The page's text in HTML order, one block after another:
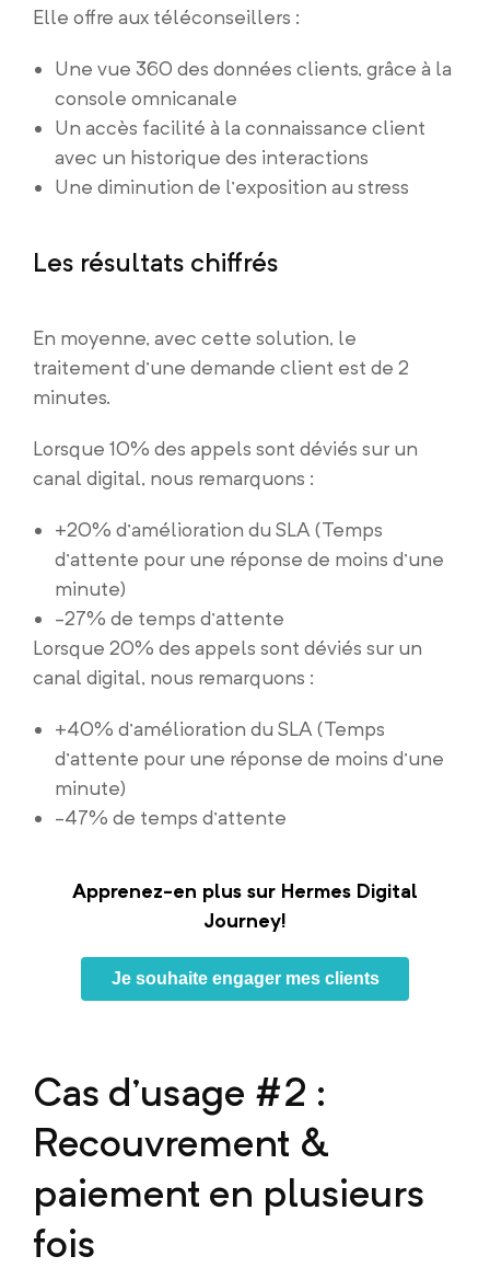
Elle offre aux téléconseillers :
Une vue 360 des données clients, grâce à la
console omnicanale
Un accès facilité à la connaissance client
avec un historique des interactions
Une diminution de l’exposition au stress
Les résultats chiffrés
En moyenne, avec cette solution, le
traitement d’une demande client est de 2
minutes.
Lorsque 10% des appels sont déviés sur un
canal digital, nous remarquons :
+20% d’amélioration du SLA (Temps
d’attente pour une réponse de moins d’une
minute)
-27% de temps d’attente
Lorsque 20% des appels sont déviés sur un
canal digital, nous remarquons :
+40% d’amélioration du SLA (Temps
d’attente pour une réponse de moins d’une
minute)
-47% de temps d’attente
Apprenez-en plus sur Hermes Digital
Journey!
Je souhaite engager mes clients
Cas d’usage #2 :
Recouvrement &
paiement en plusieurs
fois